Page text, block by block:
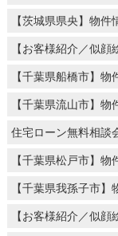
【茨城県県央】物件
【お客様紹介／似
【千葉県船橋市】物
【千葉県流山市】物
住宅ローン無料相談
【千葉県松戸市】物
【千葉県我孫子市】
【お客様紹介／似